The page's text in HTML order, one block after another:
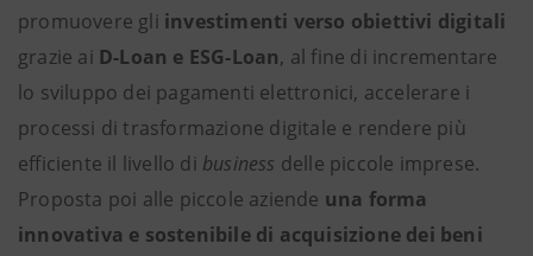
promuovere gli investimenti verso obiettivi digitali
grazie ai D-Loan e ESG-Loan, al fine di incrementare
lo sviluppo dei pagamenti elettronici, accelerare i
processi di trasformazione digitale e rendere più
efficiente il livello di business delle piccole imprese.
Proposta poi alle piccole aziende una forma
innovativa e sostenibile di acquisizione dei beni